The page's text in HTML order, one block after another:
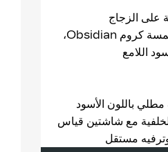
على الزجاج
• تشطيبات وإطارات بلمسة كروم Obsidian،
اللامع
باللون الأسود
مع شاشتين قياس